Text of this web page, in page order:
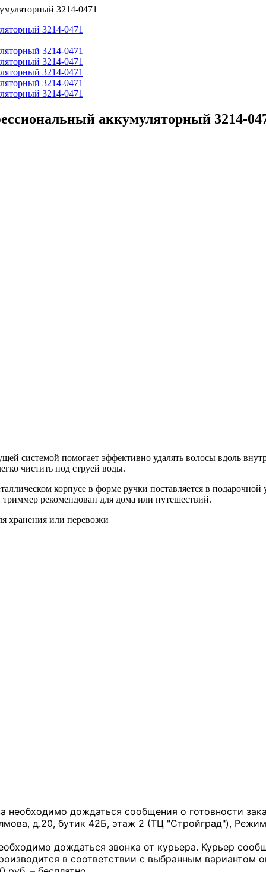
3214-0471
аккумуляторный 3214-
системой помогает эффективно удалять волосы вдоль
чистить под струей воды.
корпусе в форме ручки поставляется в подарочной
рекомендован для дома или путешествий.
хранения или перевозки
необходимо дождаться сообщения о готовности
д.20, бутик 42Б, этаж 2 (ТЦ "Стройград"),
дождаться звонка от курьера. Курьер
в соответствии с выбранным вариантом